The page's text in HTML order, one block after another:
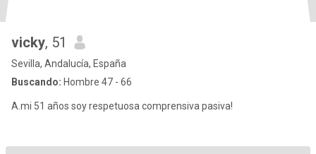
vicky, 51
Sevilla, Andalucía, España
Buscando: Hombre 47 - 66
A.mi 51 años soy respetuosa comprensiva pasiva!